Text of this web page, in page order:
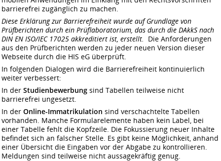
barrierefrei zugänglich zu machen.
Diese Erklärung zur Barrierefreiheit wurde auf Grundlage von
Prüfberichten durch ein Prüflaboratorium, das durch die DAkkS nach
DIN EN ISO/IEC 17025 akkreditiert ist, erstellt. Die Anforderungen
aus den Prüfberichten werden zu jeder neuen Version dieser
Webseite durch die HIS eG überprüft.
In folgenden Dialogen wird die Barrierefreiheit kontinuierlich
weiter verbessert:
In der Studienbewerbung sind Tabellen teilweise nicht
barrierefrei ungesetzt.
In der Online-Immatrikulation sind verschachtelte Tabellen
vorhanden. Manche Formularelemente haben kein Label, bei
einer Tabelle fehlt die Kopfzeile. Die Fokussierung neuer Inhalte
befindet sich an falscher Stelle. Es gibt keine Möglichkeit, anhand
einer Übersicht die Eingaben vor der Abgabe zu kontrollieren.
Meldungen sind teilweise nicht aussagekräftig genug.